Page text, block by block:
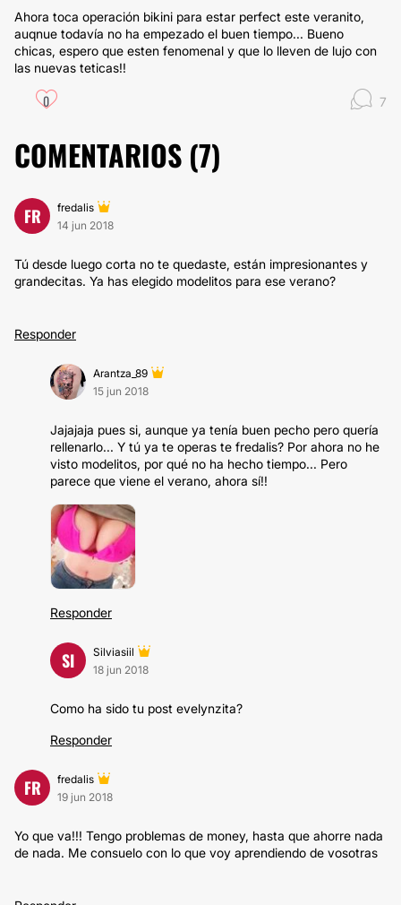
Ahora toca operación bikini para estar perfect este veranito,
auqnue todavía no ha empezado el buen tiempo... Bueno
chicas, espero que esten fenomenal y que lo lleven de lujo con
las nuevas teticas!!
0 7
COMENTARIOS (7)
FR
fredalis
14 jun 2018
Tú desde luego corta no te quedaste, están impresionantes y
grandecitas. Ya has elegido modelitos para ese verano?
Responder
Arantza_89
15 jun 2018
Jajajaja pues si, aunque ya tenía buen pecho pero quería
rellenarlo... Y tú ya te operas te fredalis? Por ahora no he
visto modelitos, por qué no ha hecho tiempo... Pero
parece que viene el verano, ahora sí!!
Responder
SI
Silviasiil
18 jun 2018
Como ha sido tu post evelynzita?
Responder
FR
fredalis
19 jun 2018
Yo que va!!! Tengo problemas de money, hasta que ahorre nada
de nada. Me consuelo con lo que voy aprendiendo de vosotras